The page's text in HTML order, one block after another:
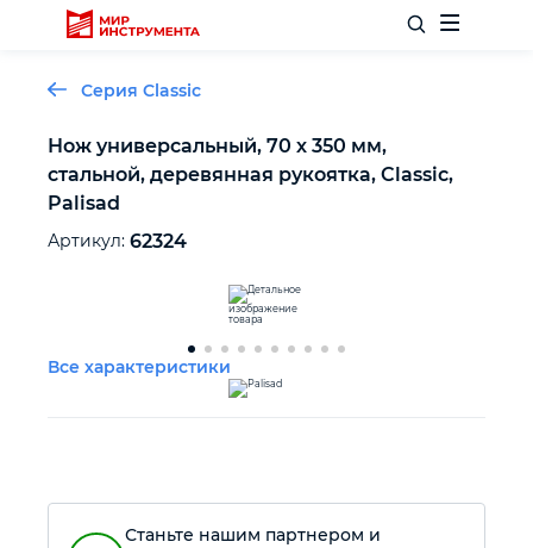
Отделочный инструмент
Слесарный инструмент
Столярный инструмент
Садовый инвентарь
Серия Classic
Нож универсальный, 70 х 350 мм,
стальной, деревянная рукоятка, Classic,
Palisad
Артикул: 62324
Все характеристики
Станьте нашим партнером и